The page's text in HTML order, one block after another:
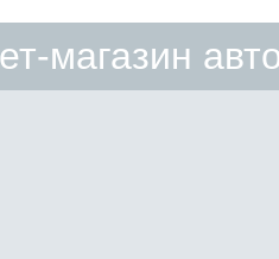
магазин